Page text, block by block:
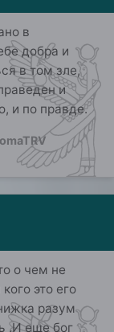
в
добра и
в том зле,
и
и по правде.
о чем не
это его
разум
.И еще бог